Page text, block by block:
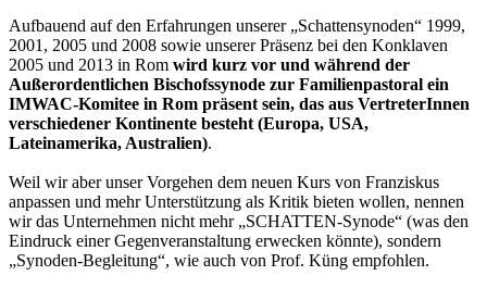
Aufbauend auf den Erfahrungen unserer „Schattensynoden“ 1999,
2001, 2005 und 2008 sowie unserer Präsenz bei den Konklaven
2005 und 2013 in Rom wird kurz vor und während der
Außerordentlichen Bischofssynode zur Familienpastoral ein
IMWAC-Komitee in Rom präsent sein, das aus VertreterInnen
verschiedener Kontinente besteht (Europa, USA,
Lateinamerika, Australien).
Weil wir aber unser Vorgehen dem neuen Kurs von Franziskus
anpassen und mehr Unterstützung als Kritik bieten wollen, nennen
wir das Unternehmen nicht mehr „SCHATTEN-Synode“ (was den
Eindruck einer Gegenveranstaltung erwecken könnte), sondern
„Synoden-Begleitung“, wie auch von Prof. Küng empfohlen.